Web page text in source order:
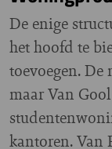
De enige
het hoofd te
toevoegen.
maar Van
kantoren. Van